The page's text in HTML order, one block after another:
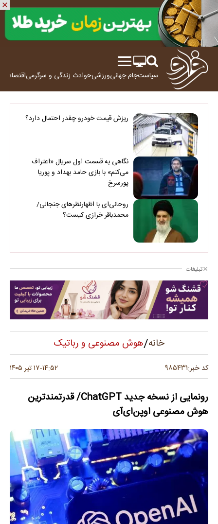
سیاستجام جهانیورزشیحوادث زندگی و سرگرمیاقتصاد
ریزش قیمت خودرو چقدر احتمال دارد؟
نگاهی به قسمت اول سریال «اعتراف
می‌کنم» با بازی حامد بهداد و پوریا
پورسرخ
روحانی‌ای با اظهارنظرهای جنجالی/
محمدباقر خرازی کیست؟
تبلیغات
خانه/هوش مصنوعی و رباتیک
کد خبر:۹۸۵۴۳۱ ۱۴:۵۲-۱۷ تیر ۱۴۰۵
رونمایی از نسخه جدید ChatGPT/ قدرتمندترین
هوش مصنوعی اوپن‌ای‌آی